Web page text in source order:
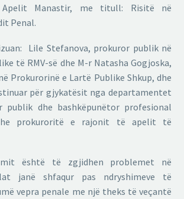
Manastir, me titull: Risitë në
Penal.
Lile Stefanova, prokuror publik në
të RMV-së dhe M-r Natasha Gogjoska,
Prokurorinë e Lartë Publike Shkup, dhe
për gjykatësit nga departamentet
publik dhe bashkëpunëtor profesional
prokuroritë e rajonit të apelit të
është të zgjidhen problemet në
janë shfaqur pas ndryshimeve të
vepra penale me një theks të veçantë